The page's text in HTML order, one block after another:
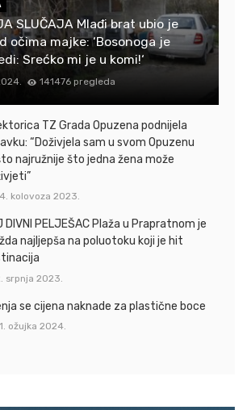
SLUČAJA Mlađi brat ubio je
očima majke: ‘Bosonoga je
Srećko mi je u komi!‘
141476 pregleda
TZ Grada Opuzena podnijela
“Doživjela sam u svom Opuzenu
najružnije što jedna žena može
kolovoza 2023.
DIVNI PELJEŠAC Plaža u Prapratnom je
najljepša na poluotoku koji je hit
srpnja 2023.
se cijena naknade za plastične boce
ožujka 2024.